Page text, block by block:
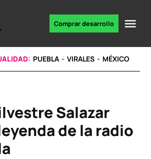
noticias
Comprar desarrollo
PUEBLA VIRALES MÉXICO
Salazar
de la radio